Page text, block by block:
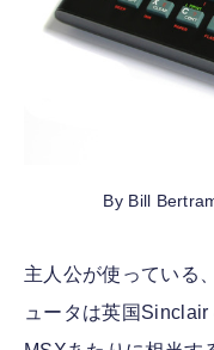
By Bill
主人公が使っている
ュータは英国